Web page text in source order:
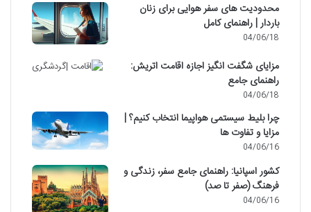
محدودیت های سفر هوایی برای زنان
باردار | راهنمای کامل
04/06/18
مزایای شگفت انگیز اجازه اقامت اتریش:
راهنمای جامع
04/06/18
چرا بلیط سیستمی هواپیما انتخاب کنیم؟ |
مزایا و تفاوت ها
04/06/16
کشور اسپانیا: راهنمای جامع سفر، زندگی و
فرهنگ (صفر تا صد)
04/06/16